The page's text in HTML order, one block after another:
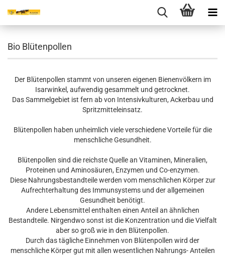
Bio Blütenpollen
Der Blütenpollen stammt von unseren eigenen Bienenvölkern im
Isarwinkel, aufwendig gesammelt und getrocknet.
Das Sammelgebiet ist fern ab von Intensivkulturen, Ackerbau und
Spritzmitteleinsatz.
Blütenpollen haben unheimlich viele verschiedene Vorteile für die
menschliche Gesundheit.
Blütenpollen sind die reichste Quelle an Vitaminen, Mineralien,
Proteinen und Aminosäuren, Enzymen und Co-enzymen.
Diese Nahrungsbestandteile werden vom menschlichen Körper zur
Aufrechterhaltung des Immunsystems und der allgemeinen
Gesundheit benötigt.
Andere Lebensmittel enthalten einen Anteil an ähnlichen
Bestandteile. Nirgendwo sonst ist die Konzentration und die Vielfalt
aber so groß wie in den Blütenpollen.
Durch das tägliche Einnehmen von Blütenpollen wird der
menschliche Körper gut mit allen wesentlichen Nahrungs- Anteilen